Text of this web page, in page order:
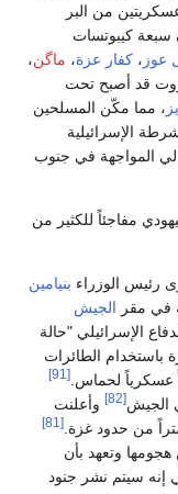
من البر
سبعة كيبوتسات
عوز ، كفار عزة، ماگن،
قد أصبح تحت
، مما مكّن المسلحين
الإسرائيلية
نشطًا عالي المواجهة في جنوب
مفاجئاً للكثير من
رئيس الوزراء بنيامين
في مقر الجيش
الإسرائيلي "حالة
باستخدام الطائرات
[91]
الجيش[82]
وأعلنت
[81]
وتعهد بأن
إنه سيتم نشر جنود